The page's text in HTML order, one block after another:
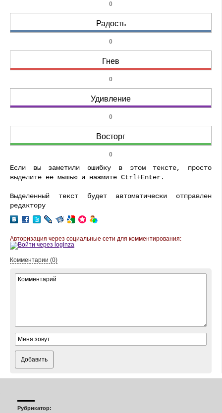
0
Радость
0
Гнев
0
Удивление
0
Восторг
0
Если вы заметили ошибку в этом тексте, просто
выделите ее мышью и нажмите Ctrl+Enter.
Выделенный текст будет автоматически отправлен
редактору
Авторизация через социальные сети для комментирования:
Комментарии (0)
Добавить
Рубрикатор: